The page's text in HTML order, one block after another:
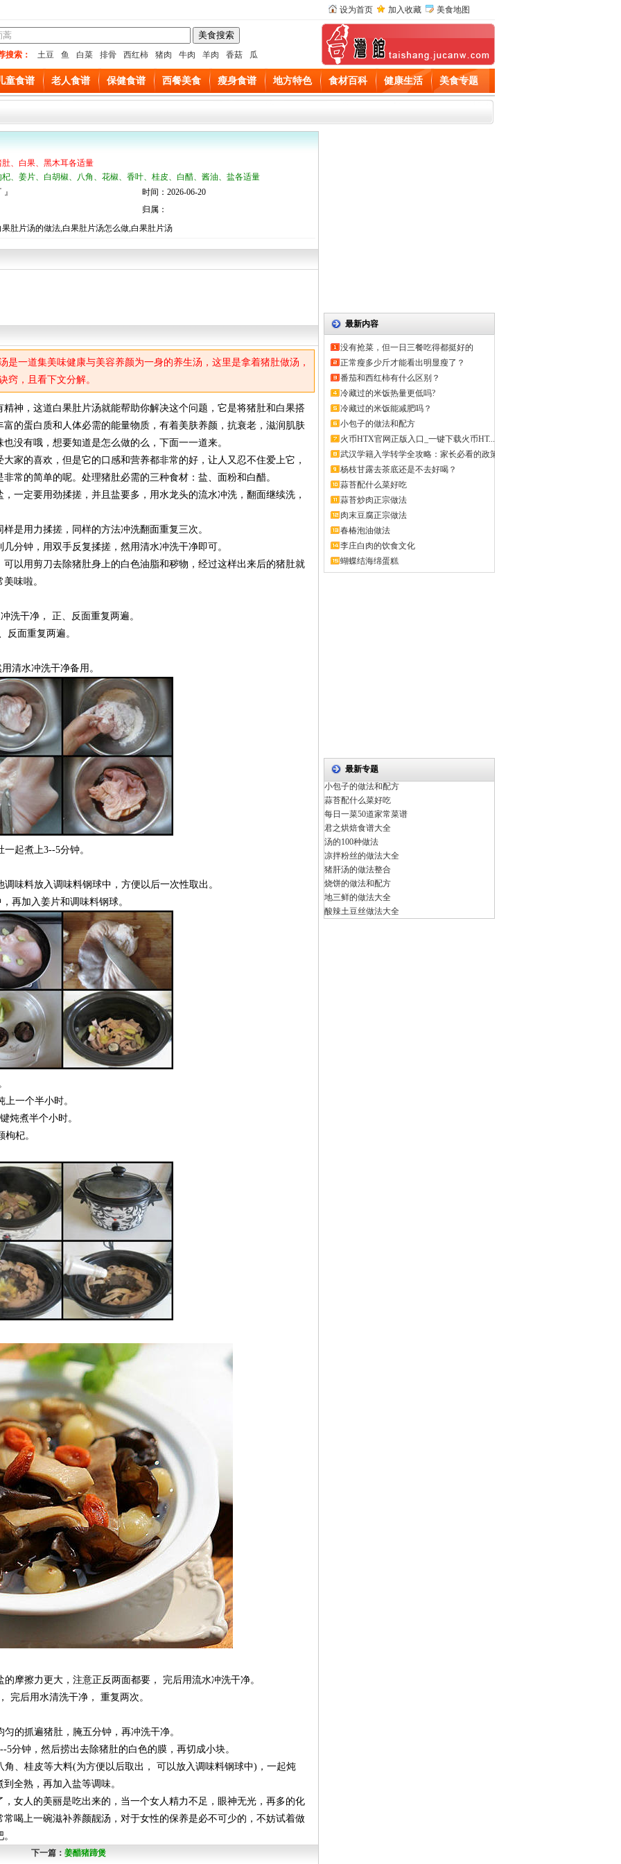
设为首页 加入收藏 美食地图
搜索： 土豆 鱼 白菜 排骨 西红柿 猪肉 牛肉 羊肉 香菇 瓜
童食谱 老人食谱 保健食谱 西餐美食 瘦身食谱 地方特色 食材百科 健康生活 美食专题
肚、白果、黑木耳各适量
杞、姜片、白胡椒、八角、花椒、香叶、桂皮、白醋、酱油、盐各适量
时间：2026-06-20
归属：
肚片汤的做法,白果肚片汤怎么做,白果肚片汤
是一道集美味健康与美容养颜为一身的养生汤，这里是拿着猪肚做汤，
窍，且看下文分解。
，这道白果肚片汤就能帮助你解决这个问题，它是将猪肚和白果搭
的蛋白质和人体必需的能量物质，有着美肤养颜，抗衰老，滋润肌肤
没有哦，想要知道是怎么做的么，下面一一道来。
的喜欢，但是它的口感和营养都非常的好，让人又忍不住爱上它，
常的简单的呢。处理猪肚必需的三种食材：盐、面粉和白醋。
定要用劲揉搓，并且盐要多，用水龙头的流水冲洗，翻面继续洗，
用力揉搓，同样的方法冲洗翻面重复三次。
钟，用双手反复揉搓，然用清水冲洗干净即可。
用剪刀去除猪肚身上的白色油脂和秽物，经过这样出来后的猪肚就
味啦。
干净， 正、反面重复两遍。
面重复两遍。
水冲洗干净备用。
起煮上3--5分钟。
料放入调味料钢球中，方便以后一次性取出。
加入姜片和调味料钢球。
一个半小时。
煮半个小时。
杞。
擦力更大，注意正反两面都要， 完后用流水冲洗干净。
后用水清洗干净， 重复两次。
抓遍猪肚，腌五分钟，再冲洗干净。
钟，然后捞出去除猪肚的白色的膜，再切成小块。
桂皮等大料(为方便以后取出， 可以放入调味料钢球中)，一起炖
全熟，再加入盐等调味。
人的美丽是吃出来的，当一个女人精力不足，眼神无光，再多的化
喝上一碗滋补养颜靓汤，对于女性的保养是必不可少的，不妨试着做
下一篇： 姜醋猪蹄煲
最新内容
没有抢菜，但一日三餐吃得都挺好的
正常瘦多少斤才能看出明显瘦了？
番茄和西红柿有什么区别？
冷藏过的米饭热量更低吗?
冷藏过的米饭能减肥吗？
小包子的做法和配方
火币HTX官网正版入口_一键下载火币HT...
武汉学籍入学转学全攻略：家长必看的政策
解...
杨枝甘露去茶底还是不去好喝？
蒜苔配什么菜好吃
蒜苔炒肉正宗做法
肉末豆腐正宗做法
春椿泡油做法
李庄白肉的饮食文化
蝴蝶结海绵蛋糕
最新专题
小包子的做法和配方
蒜苔配什么菜好吃
每日一菜50道家常菜谱
君之烘焙食谱大全
汤的100种做法
凉拌粉丝的做法大全
猪肝汤的做法整合
烧饼的做法和配方
地三鲜的做法大全
酸辣土豆丝做法大全